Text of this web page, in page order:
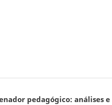
pedagógico: análises e